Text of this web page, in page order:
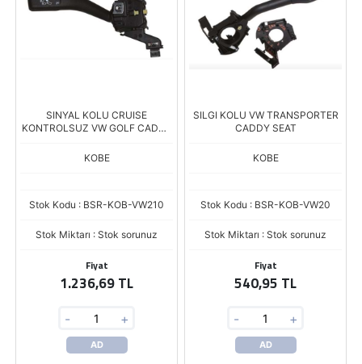
SINYAL KOLU CRUISE
KONTROLSUZ VW GOLF CADDY
KOBE
Stok Kodu : BSR-KOB-VW210
Stok Miktarı : Stok sorunuz
Fiyat
1.236,69 TL
- +
AD
SILGI KOLU VW TRANSPORTER
CADDY SEAT
KOBE
Stok Kodu : BSR-KOB-VW20
Stok Miktarı : Stok sorunuz
Fiyat
540,95 TL
- +
AD